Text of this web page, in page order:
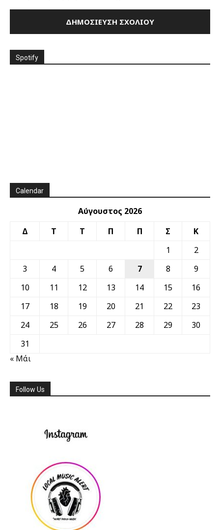
Spotify
Calendar
Αύγουστος 2026
Δ
Τ Τ Π Π Σ
Κ
1
2
3
4 5 6 7 8
9
10
11 12 13 14 15
16
17
18 19 20 21 22
23
24
25 26 27 28 29
30
31
« Μάι
Follow Us